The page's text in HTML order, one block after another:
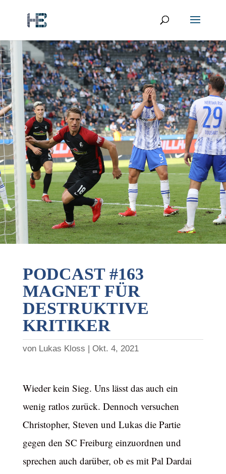
PODCAST #163
MAGNET FÜR
DESTRUKTIVE
KRITIKER
von Lukas Kloss Okt. 4, 2021
Wieder kein Sieg. Uns lässt das auch ein
wenig ratlos zurück. Dennoch versuchen
Christopher, Steven und Lukas die Partie
gegen den SC Freiburg einzuordnen und
sprechen auch darüber, ob es mit Pal Dardai